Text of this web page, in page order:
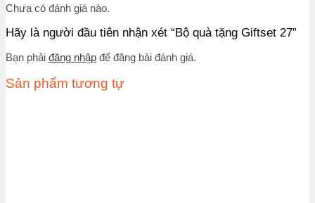
Chưa có đánh giá nào.
Hãy là người đầu tiên nhận xét “Bộ quà tặng Giftset 27”
Bạn phải đăng nhập để đăng bài đánh giá.
Sản phẩm tương tự